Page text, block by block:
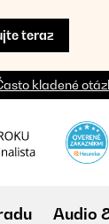
teraz
kladené
Audio